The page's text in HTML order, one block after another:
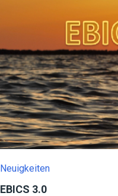
Neuigkeiten
EBICS 3.0